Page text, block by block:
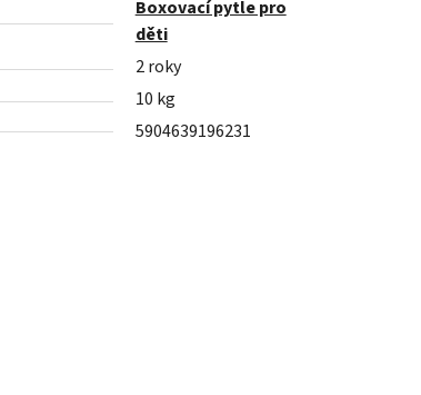
Boxovací pytle pro
děti
2 roky
10 kg
5904639196231